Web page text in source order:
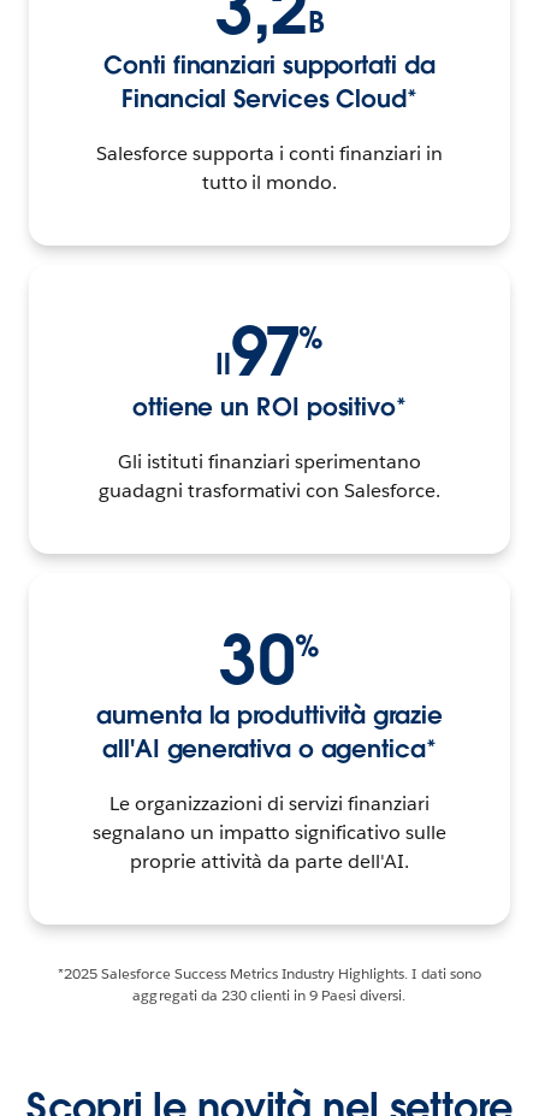
B
Conti finanziari supportati da
Financial Services Cloud*
Salesforce supporta i conti finanziari in
tutto il mondo.
Il97%
ottiene un ROI positivo*
Gli istituti finanziari sperimentano
guadagni trasformativi con Salesforce.
30%
aumenta la produttività grazie
all'AI generativa o agentica*
Le organizzazioni di servizi finanziari
segnalano un impatto significativo sulle
proprie attività da parte dell'AI.
*2025 Salesforce Success Metrics Industry Highlights. I dati sono
aggregati da 230 clienti in 9 Paesi diversi.